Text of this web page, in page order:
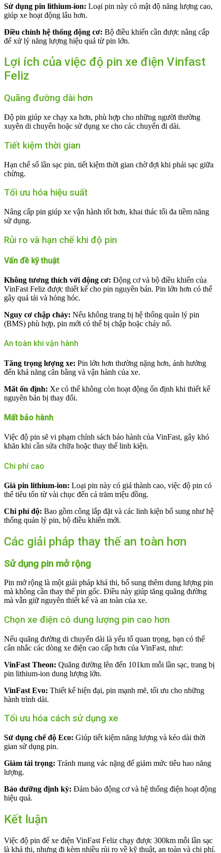
Sử dụng pin lithium-ion: Loại pin này có mật độ năng lượng cao,
giúp xe hoạt động lâu hơn.
Điều chỉnh hệ thống động cơ: Bộ điều khiển cần được nâng cấp
để xử lý năng lượng hiệu quả từ pin lớn.
Lợi ích của việc độ pin xe điện Vinfast
Feliz
Quãng đường dài hơn
Độ pin giúp xe chạy xa hơn, phù hợp cho những người thường
xuyên di chuyển hoặc sử dụng xe cho các chuyến đi dài.
Tiết kiệm thời gian
Hạn chế số lần sạc pin, tiết kiệm thời gian chờ đợi khi phải sạc giữa
chừng.
Tối ưu hóa hiệu suất
Nâng cấp pin giúp xe vận hành tốt hơn, khai thác tối đa tiềm năng
sử dụng.
Rủi ro và hạn chế khi độ pin
Vấn đề kỹ thuật
Không tương thích với động cơ: Động cơ và bộ điều khiển của
VinFast Feliz được thiết kế cho pin nguyên bản. Pin lớn hơn có thể
gây quá tải và hỏng hóc.
Nguy cơ chập cháy: Nếu không trang bị hệ thống quản lý pin
(BMS) phù hợp, pin mới có thể bị chập hoặc cháy nổ.
An toàn khi vận hành
Tăng trọng lượng xe: Pin lớn hơn thường nặng hơn, ảnh hưởng
đến khả năng cân bằng và vận hành của xe.
Mất ổn định: Xe có thể không còn hoạt động ổn định khi thiết kế
nguyên bản bị thay đổi.
Mất bảo hành
Việc độ pin sẽ vi phạm chính sách bảo hành của VinFast, gây khó
khăn khi cần sửa chữa hoặc thay thế linh kiện.
Chi phí cao
Giá pin lithium-ion: Loại pin này có giá thành cao, việc độ pin có
thể tiêu tốn từ vài chục đến cả trăm triệu đồng.
Chi phí độ: Bao gồm công lắp đặt và các linh kiện bổ sung như hệ
thống quản lý pin, bộ điều khiển mới.
Các giải pháp thay thế an toàn hơn
Sử dụng pin mở rộng
Pin mở rộng là một giải pháp khả thi, bổ sung thêm dung lượng pin
mà không cần thay thế pin gốc. Điều này giúp tăng quãng đường
mà vẫn giữ nguyên thiết kế và an toàn của xe.
Chọn xe điện có dung lượng pin cao hơn
Nếu quãng đường di chuyển dài là yếu tố quan trọng, bạn có thể
cân nhắc các dòng xe điện cao cấp hơn của VinFast, như:
VinFast Theon: Quãng đường lên đến 101km mỗi lần sạc, trang bị
pin lithium-ion dung lượng lớn.
VinFast Evo: Thiết kế hiện đại, pin mạnh mẽ, tối ưu cho những
hành trình dài.
Tối ưu hóa cách sử dụng xe
Sử dụng chế độ Eco: Giúp tiết kiệm năng lượng và kéo dài thời
gian sử dụng pin.
Giảm tải trọng: Tránh mang vác nặng để giảm mức tiêu hao năng
lượng.
Bảo dưỡng định kỳ: Đảm bảo động cơ và hệ thống điện hoạt động
hiệu quả.
Kết luận
Việc độ pin để xe điện VinFast Feliz chạy được 300km mỗi lần sạc
là khả thi, nhưng đi kèm nhiều rủi ro về kỹ thuật, an toàn và chi phí.